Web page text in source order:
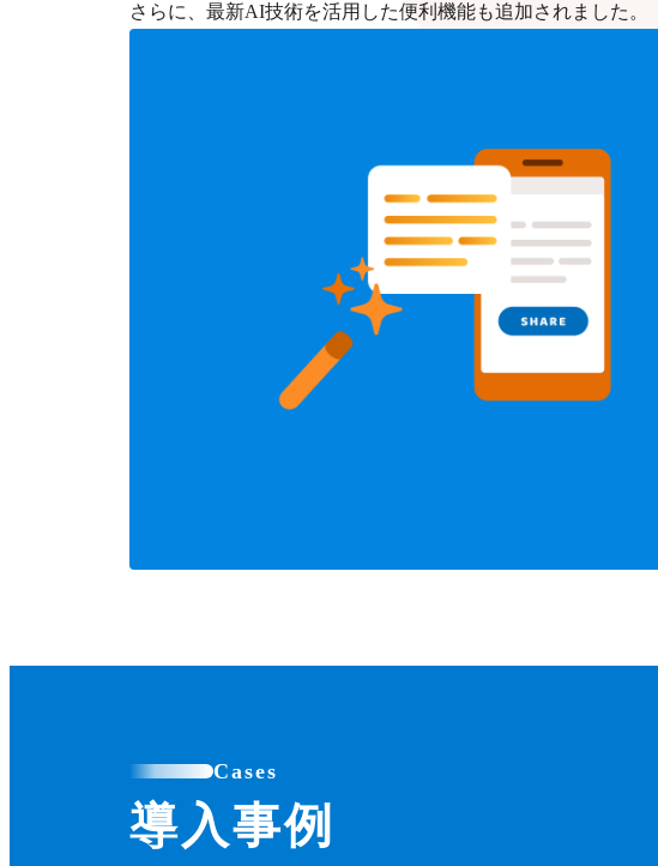
さらに、最新AI技術を活用した便利機能も追加されました。
Cases
導入事例